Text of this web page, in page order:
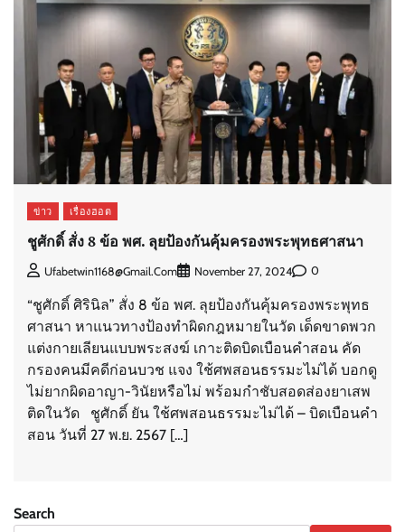
ข่าว เรื่องฮอต
ชูศักดิ์ สั่ง 8 ข้อ พศ. ลุยป้องกันคุ้มครองพระพุทธศาสนา
Ufabetwin1168@gmail.com November 27, 2024 0
“ชูศักดิ์ ศิรินิล” สั่ง 8 ข้อ พศ. ลุยป้องกันคุ้มครองพระพุทธ
ศาสนา หาแนวทางป้องทำผิดกฎหมายในวัด เด็ดขาดพวก
แต่งกายเลียนแบบพระสงฆ์ เกาะติดบิดเบือนคำสอน คัด
กรองคนมีคดีก่อนบวช แจง ใช้ศพสอนธรรมะไม่ได้ บอกดู
ไม่ยากผิดอาญา-วินัยหรือไม่ พร้อมกำชับสอดส่องยาเสพ
ติดในวัด ชูศักดิ์ ยัน ใช้ศพสอนธรรมะไม่ได้ – บิดเบือนคำ
สอน วันที่ 27 พ.ย. 2567 […]
Search